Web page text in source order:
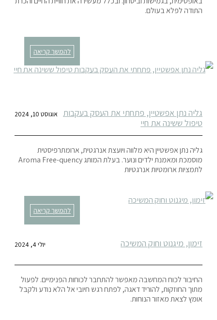
התודה לפלא בעולם.
להמשך קריאה
גליה נתן אפשטיין, פתחתי את העסק בעקבות
טיפול ששינה את חיי
אוגוסט 10, 2024
גליה נתן אפשטיין היא מלווה ויועצת אנרגטית, ארומתרפיסטית
מוסמכת ומאמנת ילדים ונוער. בעלת המותג Aroma Free-quency
לתמציות ארומטיות אנרגטיות
להמשך קריאה
זימון, מיגנוט וחוק המשיכה יולי 4, 2024
החיבור לכוח המחשבה מאפשר להתחבר לכוחות הפנימיים. לפעול
מתוך החוזקות, להוריד דאגה, לפתח רגש חיובי אל הלא נודע ולקבל
אומץ לצאת מאזור הנוחות.